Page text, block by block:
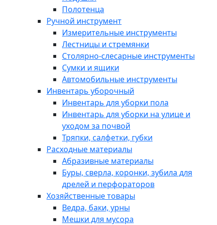
Полотенца
Ручной инструмент
Измерительные инструменты
Лестницы и стремянки
Столярно-слесарные инструменты
Сумки и ящики
Автомобильные инструменты
Инвентарь уборочный
Инвентарь для уборки пола
Инвентарь для уборки на улице и
уходом за почвой
Тряпки, салфетки, губки
Расходные материалы
Абразивные материалы
Буры, сверла, коронки, зубила для
дрелей и перфораторов
Хозяйственные товары
Ведра, баки, урны
Мешки для мусора